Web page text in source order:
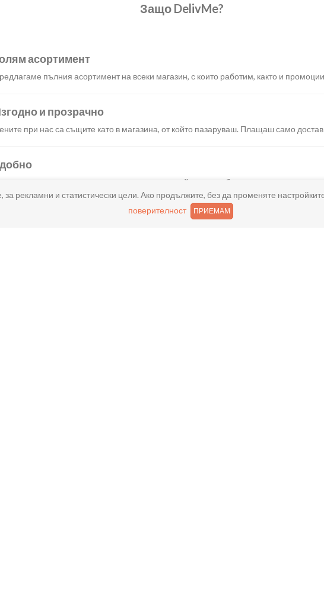
Защо DelivMe?
асортимент
пълния асортимент на всеки магазин, с които работим, както и
и прозрачно
при нас са същите като в магазина, от който пазаруваш. Плащаш само
натискания създаваш поръчка, през сайта или мобилните ни приложения.
рекламни и статистически цели. Ако продължите, без да променяте
поверителност
ПРИЕМАМ